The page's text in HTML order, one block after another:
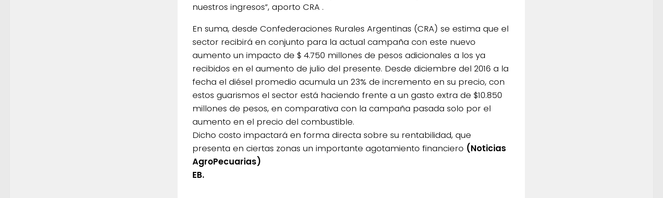
nuestros ingresos”, aporto CRA .
En suma, desde Confederaciones Rurales Argentinas (CRA) se estima que el
sector recibirá en conjunto para la actual campaña con este nuevo
aumento un impacto de $ 4.750 millones de pesos adicionales a los ya
recibidos en el aumento de julio del presente. Desde diciembre del 2016 a la
fecha el diésel promedio acumula un 23% de incremento en su precio, con
estos guarismos el sector está haciendo frente a un gasto extra de $10.850
millones de pesos, en comparativa con la campaña pasada solo por el
aumento en el precio del combustible.
Dicho costo impactará en forma directa sobre su rentabilidad, que
presenta en ciertas zonas un importante agotamiento financiero (Noticias
AgroPecuarias)
EB.